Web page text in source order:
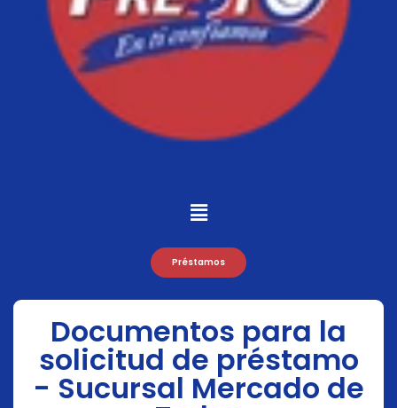
Préstamos
Documentos para la
solicitud de préstamo
- Sucursal Mercado de